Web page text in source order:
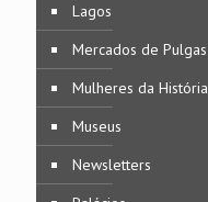
Lagos
Mercados de Pulgas
Mulheres da História
Museus
Newsletters